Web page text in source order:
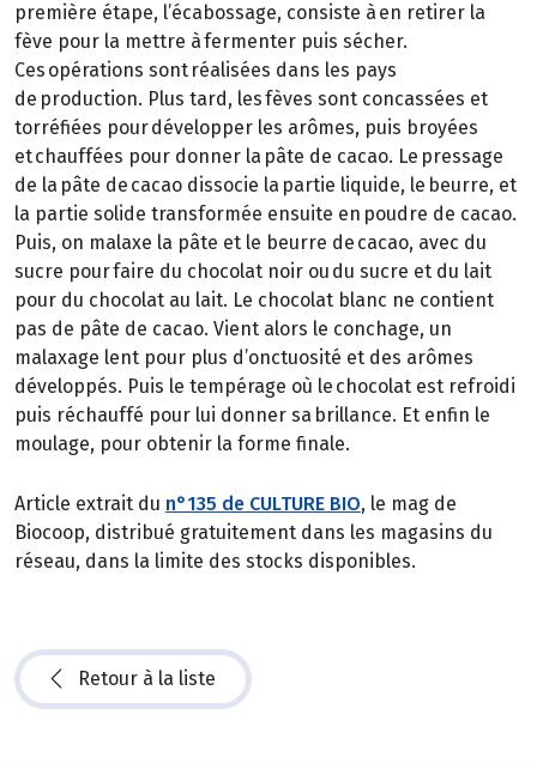
première étape, l’écabossage, consiste à en retirer la
fève pour la mettre à fermenter puis sécher.
Ces opérations sont réalisées dans les pays
de production. Plus tard, les fèves sont concassées et
torréfiées pour développer les arômes, puis broyées
et chauffées pour donner la pâte de cacao. Le pressage
de la pâte de cacao dissocie la partie liquide, le beurre, et
la partie solide transformée ensuite en poudre de cacao.
Puis, on malaxe la pâte et le beurre de cacao, avec du
sucre pour faire du chocolat noir ou du sucre et du lait
pour du chocolat au lait. Le chocolat blanc ne contient
pas de pâte de cacao. Vient alors le conchage, un
malaxage lent pour plus d’onctuosité et des arômes
développés. Puis le tempérage où le chocolat est refroidi
puis réchauffé pour lui donner sa brillance. Et enfin le
moulage, pour obtenir la forme finale.
Article extrait du n°135 de CULTURE BIO, le mag de
Biocoop, distribué gratuitement dans les magasins du
réseau, dans la limite des stocks disponibles.
Retour à la liste